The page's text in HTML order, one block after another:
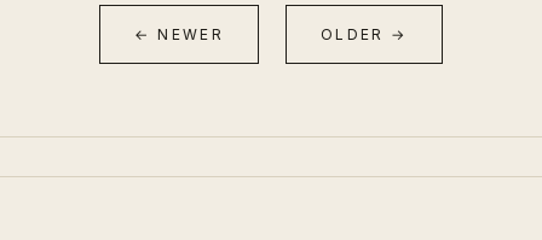
← NEWER OLDER →